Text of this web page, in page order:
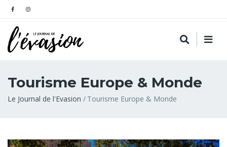
Tourisme Europe & Monde
Fil
Le Journal de l'Evasion Tourisme Europe & Monde